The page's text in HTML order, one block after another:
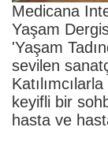
Medicana
Yaşam
'Yaşam
sevilen
keyifli bir
hasta ve